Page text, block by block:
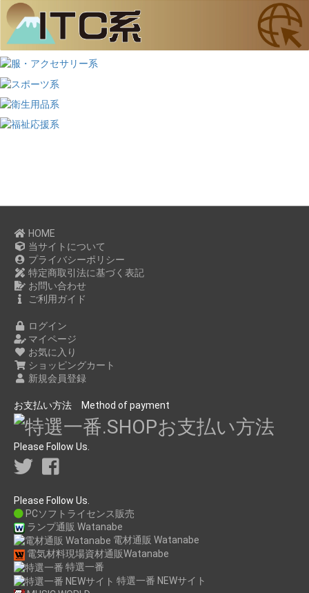
HOME
当サイトについて
プライバシーポリシー
特定商取引法に基づく表記
お問い合わせ
ご利用ガイド
ログイン
マイページ
お気に入り
ショッピングカート
新規会員登録
お支払い方法 Method of payment
Please Follow Us.
Please Follow Us.
PCソフトライセンス販売
ランプ通販 Watanabe
電材通販 Watanabe
電気材料現場資材通販Watanabe
特選一番
特選一番 NEWサイト